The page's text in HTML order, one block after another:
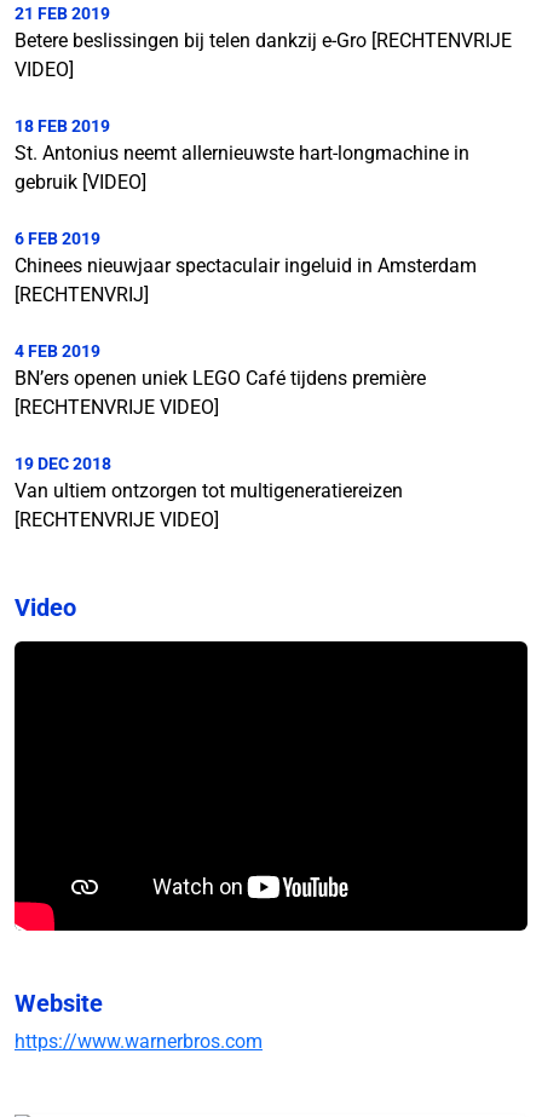
21 FEB 2019
Betere beslissingen bij telen dankzij e-Gro [RECHTENVRIJE
VIDEO]
18 FEB 2019
St. Antonius neemt allernieuwste hart-longmachine in
gebruik [VIDEO]
6 FEB 2019
Chinees nieuwjaar spectaculair ingeluid in Amsterdam
[RECHTENVRIJ]
4 FEB 2019
BN’ers openen uniek LEGO Café tijdens première
[RECHTENVRIJE VIDEO]
19 DEC 2018
Van ultiem ontzorgen tot multigeneratiereizen
[RECHTENVRIJE VIDEO]
Video
Website
https://www.warnerbros.com